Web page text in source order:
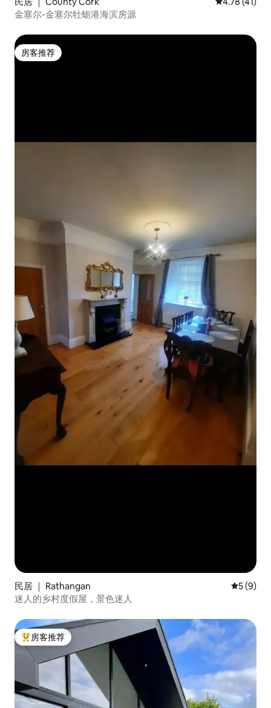
金塞尔-金塞尔牡蛎港海滨房源
房客推荐
房客推荐
民居 ｜ Rathangan 平均评分
5 (9)
迷人的乡村度假屋，景色迷人
热门「房客推荐」
房客推荐